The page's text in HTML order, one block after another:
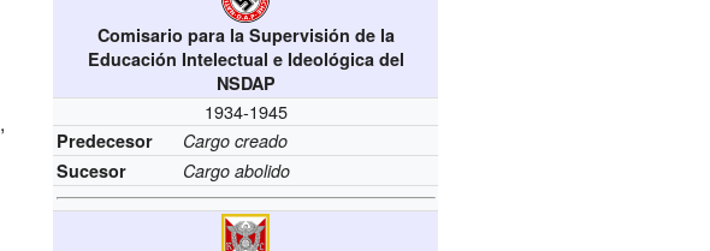
Comisario para la Supervisión de la
Educación Intelectual e Ideológica del
NSDAP
1934-1945
Predecesor
Cargo creado
Sucesor
Cargo abolido
,